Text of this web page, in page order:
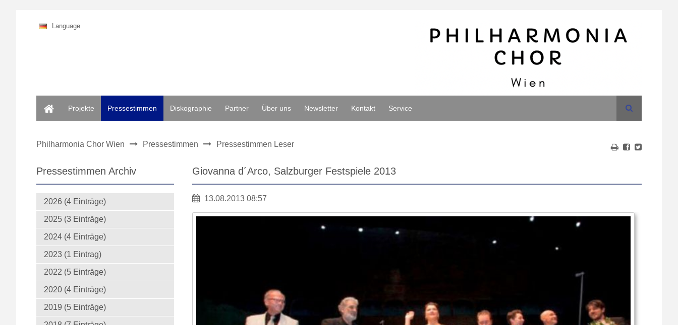
Language
Projekte
Pressestimmen Diskographie Partner Über uns Newsletter Kontakt Service Suche
Philharmonia Chor Wien Pressestimmen Pressestimmen Leser
Giovanna d´Arco, Salzburger Festspiele 2013
13.08.2013 08:57
Pressestimmen Archiv
2026 (4 Einträge)
2025 (3 Einträge)
2024 (4 Einträge)
2023 (1 Eintrag)
2022 (5 Einträge)
2020 (4 Einträge)
2019 (5 Einträge)